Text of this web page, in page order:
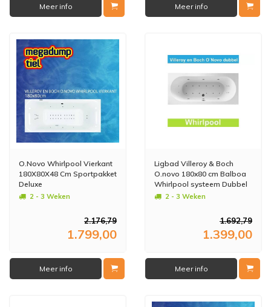
Meer info Meer info
O.Novo Whirlpool Vierkant
180X80X48 Cm Sportpakket
Deluxe
2 - 3 Weken
2.176,79
1.799,00
Meer info
Ligbad Villeroy & Boch
O.novo 180x80 cm Balboa
Whirlpool systeem Dubbel
2 - 3 Weken
1.692,79
1.399,00
Meer info